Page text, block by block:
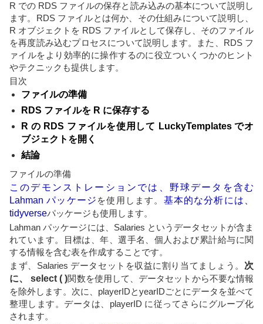
R での RDS ファイルの保存と読み込みの基本について説明し
ます。RDS ファイルとは何か、その仕組みについて説明し、
R オブジェクトを RDS ファイルとして保存し、そのファイル
を再度読み込むプロセスについて説明します。また、RDS フ
ァイルをより効率的に操作するのに役立ついくつかのヒント
やテクニックも提供します。
目次
ファイルの準備
RDS ファイルを R に保存する
R の RDS ファイルを使用して LuckyTemplates でオ
ブジェクトを開く
結論
ファイルの準備
このデモンストレーションでは、野球データを含む
Lahman パッケージ を使用します。 基本的な分析には、
tidyverseパッケージも使用します。
Lahman パッケージには、Salaries というデータセットが含ま
れています。目標は、年、選手名、個人および累計給与に関
する情報を含む表を作成することです。
まず、Salaries データセットを収益に割り当てましょう。 次
に、 select ( )関数を使用して、データセットから不要な情報
を除外します。次に、playerIDとyearIDごとにデータを並べて
整理します。データは、playerID に従ってさらにグループ化
されます。